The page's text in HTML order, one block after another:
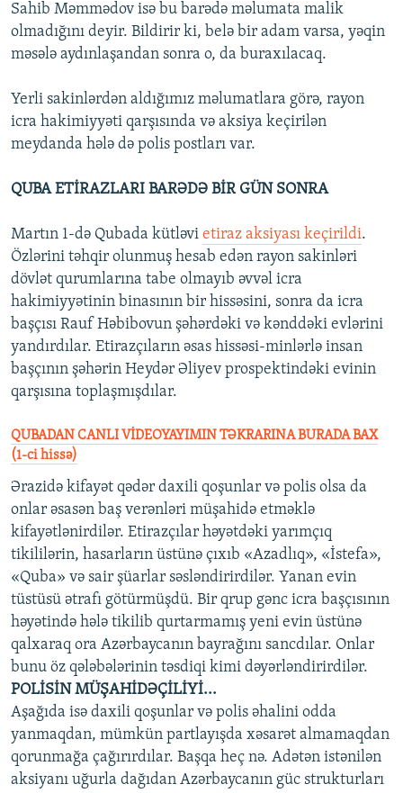
Sahib Məmmədov isə bu barədə məlumata malik
olmadığını deyir. Bildirir ki, belə bir adam varsa, yəqin
məsələ aydınlaşandan sonra o, da buraxılacaq.
Yerli sakinlərdən aldığımız məlumatlara görə, rayon
icra hakimiyyəti qarşısında və aksiya keçirilən
meydanda hələ də polis postları var.
QUBA ETİRAZLARI BARƏDƏ BİR GÜN SONRA
Martın 1-də Qubada kütləvi etiraz aksiyası keçirildi.
Özlərini təhqir olunmuş hesab edən rayon sakinləri
dövlət qurumlarına tabe olmayıb əvvəl icra
hakimiyyətinin binasının bir hissəsini, sonra da icra
başçısı Rauf Həbibovun şəhərdəki və kənddəki evlərini
yandırdılar. Etirazçıların əsas hissəsi-minlərlə insan
başçının şəhərin Heydər Əliyev prospektindəki evinin
qarşısına toplaşmışdılar.
QUBADAN CANLI VİDEOYAYIMIN TƏKRARINA BURADA BAX
(1-ci hissə)
Ərazidə kifayət qədər daxili qoşunlar və polis olsa da
onlar əsasən baş verənləri müşahidə etməklə
kifayətlənirdilər. Etirazçılar həyətdəki yarımçıq
tikililərin, hasarların üstünə çıxıb «Azadlıq», «İstefa»,
«Quba» və sair şüarlar səsləndirirdilər. Yanan evin
tüstüsü ətrafı götürmüşdü. Bir qrup gənc icra başçısının
həyətində hələ tikilib qurtarmamış yeni evin üstünə
qalxaraq ora Azərbaycanın bayrağını sancdılar. Onlar
bunu öz qələbələrinin təsdiqi kimi dəyərləndirirdilər.
POLİSİN MÜŞAHİDƏÇİLİYİ...
Aşağıda isə daxili qoşunlar və polis əhalini odda
yanmaqdan, mümkün partlayışda xəsarət almamaqdan
qorunmağa çağırırdılar. Başqa heç nə. Adətən istənilən
aksiyanı uğurla dağıdan Azərbaycanın güc strukturları